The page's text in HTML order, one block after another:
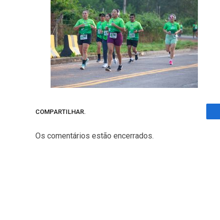
COMPARTILHAR.
Os comentários estão encerrados.